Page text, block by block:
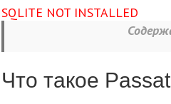
SQLITE NOT INSTALLED
Что такое